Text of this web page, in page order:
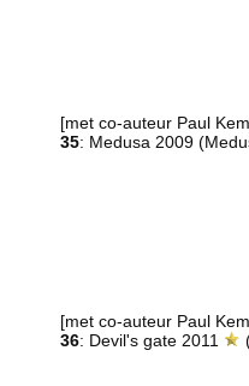
[met co-auteur Paul
35: Medusa 2009
[met co-auteur Paul
36: Devil's gate 2011